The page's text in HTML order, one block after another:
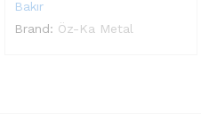
Bakır
Brand: Öz-Ka Metal